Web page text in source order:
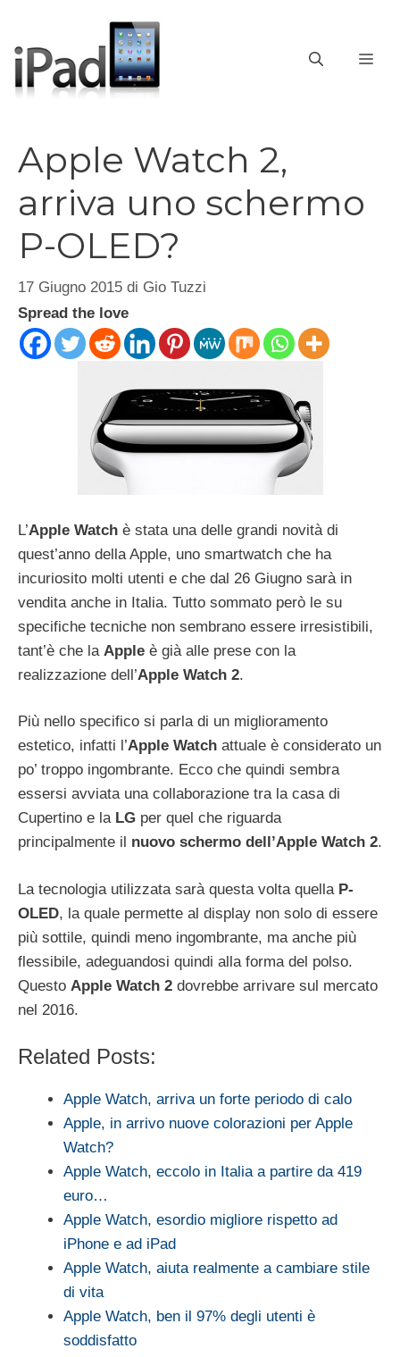
contenuto
Apple Watch 2,
arriva uno schermo
P-OLED?
17 Giugno 2015 di Gio Tuzzi
Spread the love
L’Apple Watch è stata una delle grandi novità di
quest’anno della Apple, uno smartwatch che ha
incuriosito molti utenti e che dal 26 Giugno sarà in
vendita anche in Italia. Tutto sommato però le su
specifiche tecniche non sembrano essere irresistibili,
tant’è che la Apple è già alle prese con la
realizzazione dell’Apple Watch 2.
Più nello specifico si parla di un miglioramento
estetico, infatti l’Apple Watch attuale è considerato un
po’ troppo ingombrante. Ecco che quindi sembra
essersi avviata una collaborazione tra la casa di
Cupertino e laLG per quel che riguarda
principalmente il nuovo schermo dell’Apple Watch 2.
La tecnologia utilizzata sarà questa volta quella P-
OLED, la quale permette al display non solo di essere
più sottile, quindi meno ingombrante, ma anche più
flessibile, adeguandosi quindi alla forma del polso.
Questo Apple Watch 2 dovrebbe arrivare sul mercato
nel 2016.
Related Posts:
Apple Watch, arriva un forte periodo di calo
Apple, in arrivo nuove colorazioni per Apple
Watch?
Apple Watch, eccolo in Italia a partire da 419
euro…
Apple Watch, esordio migliore rispetto ad
iPhone e ad iPad
Apple Watch, aiuta realmente a cambiare stile
di vita
Apple Watch, ben il 97% degli utenti è
soddisfatto